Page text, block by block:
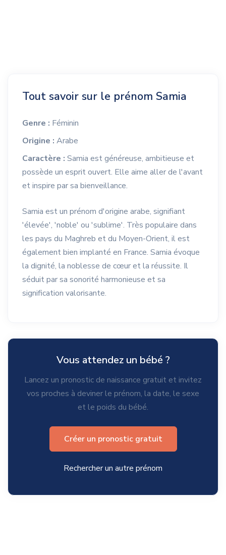
Tout savoir sur le prénom Samia
Genre : Féminin
Origine : Arabe
Caractère : Samia est généreuse, ambitieuse et
possède un esprit ouvert. Elle aime aller de l'avant
et inspire par sa bienveillance.
Samia est un prénom d'origine arabe, signifiant
'élevée', 'noble' ou 'sublime'. Très populaire dans
les pays du Maghreb et du Moyen-Orient, il est
également bien implanté en France. Samia évoque
la dignité, la noblesse de cœur et la réussite. Il
séduit par sa sonorité harmonieuse et sa
signification valorisante.
Vous attendez un bébé ?
Lancez un pronostic de naissance gratuit et invitez
vos proches à deviner le prénom, la date, le sexe
et le poids du bébé.
Créer un pronostic gratuit
Rechercher un autre prénom